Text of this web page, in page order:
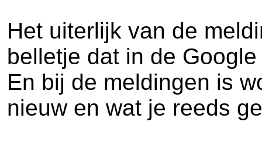
Het uiterlijk van de
belletje dat in de
En bij de meldingen is
nieuw en wat je reeds